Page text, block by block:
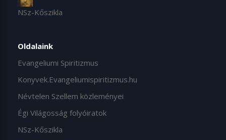
NSz-Kőszikla
Oldalaink
Evangeliumi Spiritizmus
Konyvek.Evangeliumispiritizmus.hu
Névtelen Szellem közleményei
Égi Világosság folyóiratok
NSz-Kőszikla